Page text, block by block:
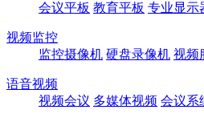
会议平板 教育平板 专业显示
视频监控
监控摄像机 硬盘录像机 视频
语音视频
视频会议 多媒体视频 会议系